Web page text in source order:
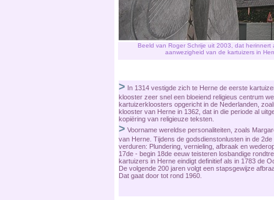
Beeld van Roger Schrije uit 2003, dat herinnert
aanwezigheid van de kartuizers in
> In 1314 vestigde zich te Herne de eerste
klooster zeer snel een bloeiend religieus centrum
kartuizerkloosters opgericht in de Nederlanden,
klooster van Herne in 1362, dat in die periode al
kopiëring van religieuze teksten.
> Voorname wereldse personaliteiten, zoals
van Herne. Tijdens de godsdienstonlusten in de
verduren: Plundering, vernieling, afbraak en
17de - begin 18de eeuw teisteren losbandige
kartuizers in Herne eindigt definitief als in 1783 de
De volgende 200 jaren volgt een stapsgewijze
Dat gaat door tot rond 1960.